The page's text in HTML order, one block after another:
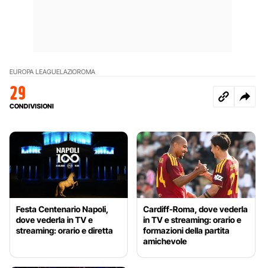
EUROPA LEAGUELAZIOROMA
29
CONDIVISIONI
Festa Centenario Napoli,
dove vederla in TV e
streaming: orario e diretta
Cardiff-Roma, dove vederla
in TV e streaming: orario e
formazioni della partita
amichevole